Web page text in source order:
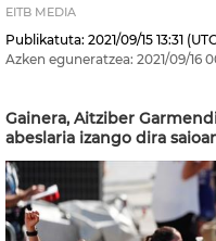
EITB MEDIA
Publikatuta: 2021/09/15 13:31
Azken eguneratzea: 2021/09/16
Gainera, Aitziber
abeslaria izango dira